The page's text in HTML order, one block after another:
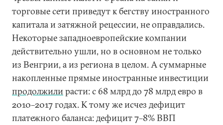
торговые сети приведут к бегству иностранного
капитала и затяжной рецессии, не оправдались.
Некоторые западноевропейские компании
действительно ушли, но в основном не только
из Венгрии, а из региона в целом. А суммарные
накопленные прямые иностранные инвестиции
продолжилирасти: с 68 млрд до 78 млрд евро в
2010–2017 годах. К тому же исчез дефицит
платежного баланса: дефицит 7–8% ВВП